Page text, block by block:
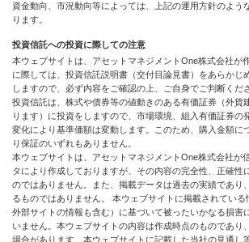
資金動向、市況動向等によっては、上記の運用方針のよう
ります。
投資信託への投資に際しての注意
本ウェブサイトは、アセットマネジメントOne株式会社が
に際しては、投資信託説明書（交付目論見書）をあらかじ
しますので、必ず内容をご確認の上、ご自身でご判断くだ
投資信託は、株式や債券等の値動きのある有価証券（外貨
ります）に投資をしますので、市場環境、組入有価証券の
変化により基準価額は変動します。このため、購入金額に
り保証のいずれもありません。
本ウェブサイトは、アセットマネジメントOne株式会社が
タにより作成しておりますが、その内容の完全性、正確性
のではありません。また、掲載データは過去の実績であり
るものではありません。 本ウェブサイトに掲載されてい
外部サイトの情報も含む）に基づいて被ったいかなる損害
いません。本ウェブサイトの内容は作成時点のものであり
場合があります。本ウェブサイトに記載した当社の見通し